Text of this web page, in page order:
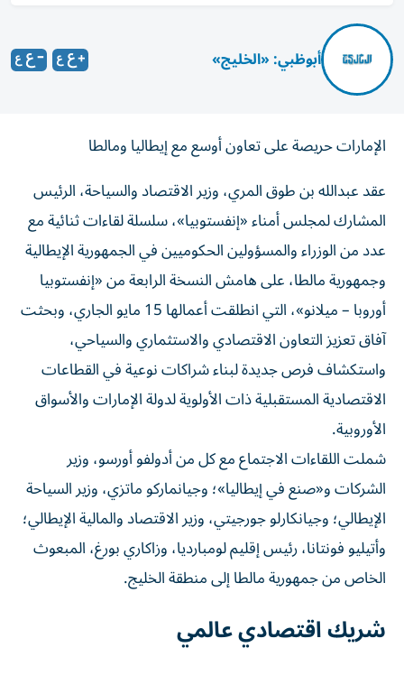
أبوظبي: «الخليج»
الإمارات حريصة على تعاون أوسع مع إيطاليا ومالطا
عقد عبدالله بن طوق المري، وزير الاقتصاد والسياحة، الرئيس
المشارك لمجلس أمناء «إنفستوبيا»، سلسلة لقاءات ثنائية مع
عدد من الوزراء والمسؤولين الحكوميين في الجمهورية الإيطالية
وجمهورية مالطا، على هامش النسخة الرابعة من «إنفستوبيا
أوروبا – ميلانو»، التي انطلقت أعمالها 15 مايو الجاري، وبحثت
آفاق تعزيز التعاون الاقتصادي والاستثماري والسياحي،
واستكشاف فرص جديدة لبناء شراكات نوعية في القطاعات
الاقتصادية المستقبلية ذات الأولوية لدولة الإمارات والأسواق
الأوروبية.
شملت اللقاءات الاجتماع مع كل من أدولفو أورسو، وزير
الشركات و«صنع في إيطاليا»؛ وجيانماركو ماتزي، وزير السياحة
الإيطالي؛ وجيانكارلو جورجيتي، وزير الاقتصاد والمالية الإيطالي؛
وأتيليو فونتانا، رئيس إقليم لومبارديا، وزاكاري بورغ، المبعوث
الخاص من جمهورية مالطا إلى منطقة الخليج.
شريك اقتصادي عالمي